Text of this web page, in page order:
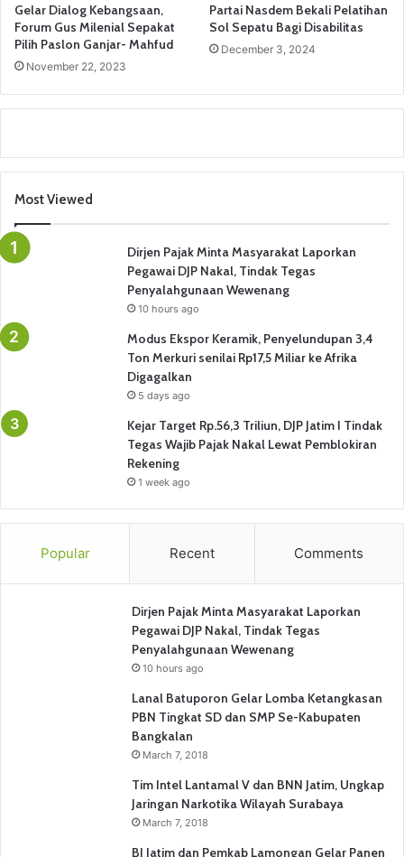
Gelar Dialog Kebangsaan,
Forum Gus Milenial Sepakat
Pilih Paslon Ganjar- Mahfud
November 22, 2023
Partai Nasdem Bekali Pelatihan
Sol Sepatu Bagi Disabilitas
December 3, 2024
Most Viewed
Dirjen Pajak Minta Masyarakat Laporkan
Pegawai DJP Nakal, Tindak Tegas
Penyalahgunaan Wewenang
10 hours ago
Modus Ekspor Keramik, Penyelundupan 3,4
Ton Merkuri senilai Rp17,5 Miliar ke Afrika
Digagalkan
5 days ago
Kejar Target Rp.56,3 Triliun, DJP Jatim I Tindak
Tegas Wajib Pajak Nakal Lewat Pemblokiran
Rekening
1 week ago
Popular Recent Comments
Dirjen Pajak Minta Masyarakat Laporkan
Pegawai DJP Nakal, Tindak Tegas
Penyalahgunaan Wewenang
10 hours ago
Lanal Batuporon Gelar Lomba Ketangkasan
PBN Tingkat SD dan SMP Se-Kabupaten
Bangkalan
March 7, 2018
Tim Intel Lantamal V dan BNN Jatim, Ungkap
Jaringan Narkotika Wilayah Surabaya
March 7, 2018
BI Jatim dan Pemkab Lamongan Gelar Panen